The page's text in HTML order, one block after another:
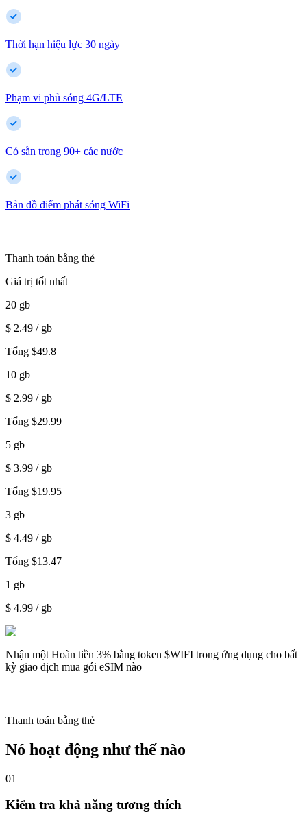
Thời hạn hiệu lực 30 ngày
Phạm vi phủ sóng 4G/LTE
Có sẵn trong 90+ các nước
Bản đồ điểm phát sóng WiFi
Thanh toán bằng thẻ
Giá trị tốt nhất
20 gb
$ 2.49 / gb
Tổng $49.8
10 gb
$ 2.99 / gb
Tổng $29.99
5 gb
$ 3.99 / gb
Tổng $19.95
3 gb
$ 4.49 / gb
Tổng $13.47
1 gb
$ 4.99 / gb
Nhận một Hoàn tiền 3% bằng token $WIFI trong ứng dụng cho bất
kỳ giao dịch mua gói eSIM nào
Thanh toán bằng thẻ
Nó hoạt động như thế nào
01
Kiểm tra khả năng tương thích